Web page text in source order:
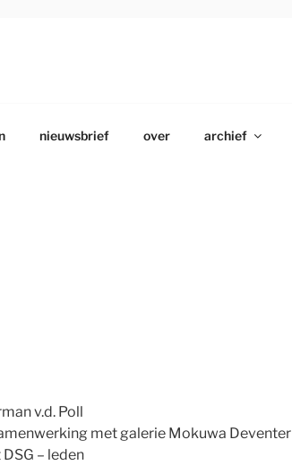
nieuwsbrief over archief
v.d. Poll
met galerie Mokuwa Deventer
– leden